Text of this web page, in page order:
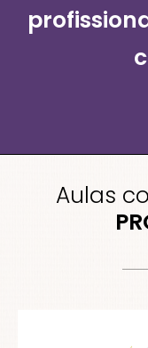
Aulas